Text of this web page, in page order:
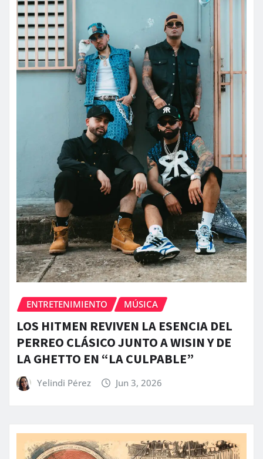
ENTRETENIMIENTO MÚSICA
LOS HITMEN REVIVEN LA ESENCIA DEL
PERREO CLÁSICO JUNTO A WISIN Y DE
LA GHETTO EN “LA CULPABLE”
Yelindi Pérez Jun 3, 2026